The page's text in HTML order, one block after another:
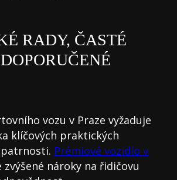
RADY, ČASTÉ
vozu v Praze vyžaduje
klíčových praktických
Prémiové vozidlo v
nároky na řidičovu